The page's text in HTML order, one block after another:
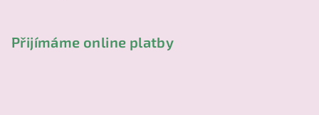
Přijímáme online platby